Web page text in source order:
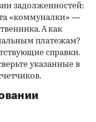
задолженностей:
«коммуналки» —
А как
платежам?
справки.
указанные в